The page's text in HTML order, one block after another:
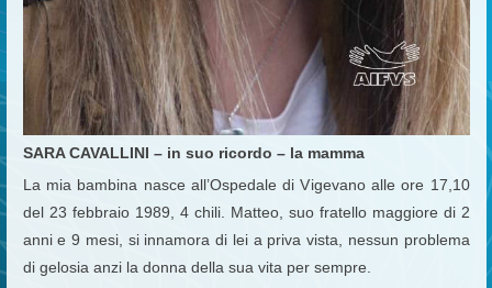
SARA CAVALLINI – in suo ricordo – la mamma
La mia bambina nasce all’Ospedale di Vigevano alle ore 17,10
del 23 febbraio 1989, 4 chili. Matteo, suo fratello maggiore di 2
anni e 9 mesi, si innamora di lei a priva vista, nessun problema
di gelosia anzi la donna della sua vita per sempre.